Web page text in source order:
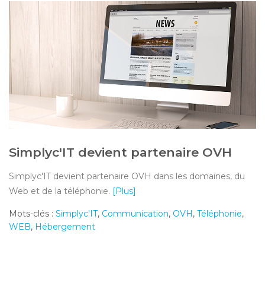
Simplyc'IT devient partenaire OVH
Simplyc'IT devient partenaire OVH dans les domaines, du
Web et de la téléphonie. [Plus]
Mots-clés : Simplyc'IT, Communication, OVH, Téléphonie,
WEB, Hébergement